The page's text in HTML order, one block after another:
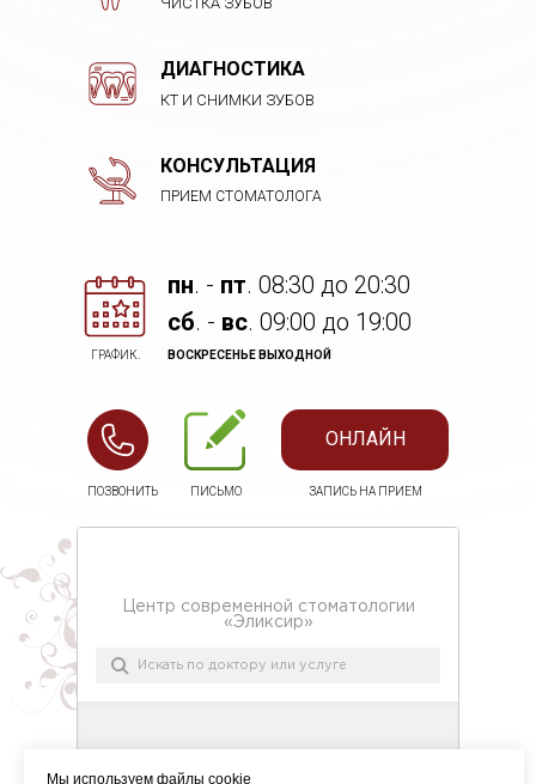
ПИСЬМО
ПОЗВОНИТЬ ЗАПИСЬ НА ПРИЕМ
ОНЛАЙН
ГРАФИК. ВОСКРЕСЕНЬЕ ВЫХОДНОЙ
пн. - пт. 08:30 до 20:30
cб. - вс. 09:00 до 19:00
ПРИЕМ СТОМАТОЛОГА
КОНСУЛЬТАЦИЯ
КТ И СНИМКИ ЗУБОВ
ДИАГНОСТИКА
Мы используем файлы cookie